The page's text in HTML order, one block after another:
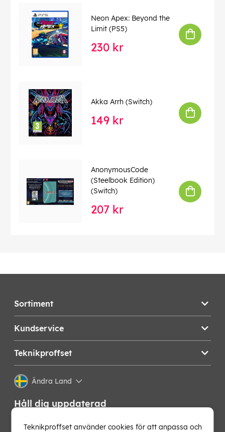
Neon Apex: Beyond the
Limit (PS5)
230 kr
Akka Arrh (Switch)
149 kr
AnonymousCode
(Steelbook Edition)
(Switch)
207 kr
Sortiment
Kundservice
Teknikproffset
Ändra Land
Håll dig uppdaterad
Få de senaste nyheterna, hetaste erbjudandena och
Teknikproffset använder cookies för att anpassa och